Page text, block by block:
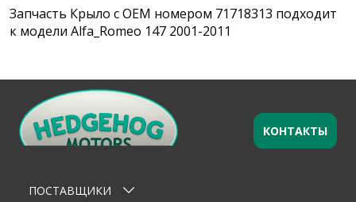
Запчасть Крыло с OEM номером 71718313 подходит
к модели Alfa_Romeo 147 2001-2011
Оставьте заявку ×
ПОСТАВЩИКИ
КОНТАКТЫ